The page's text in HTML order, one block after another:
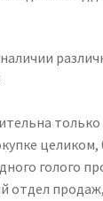
голого
отдел